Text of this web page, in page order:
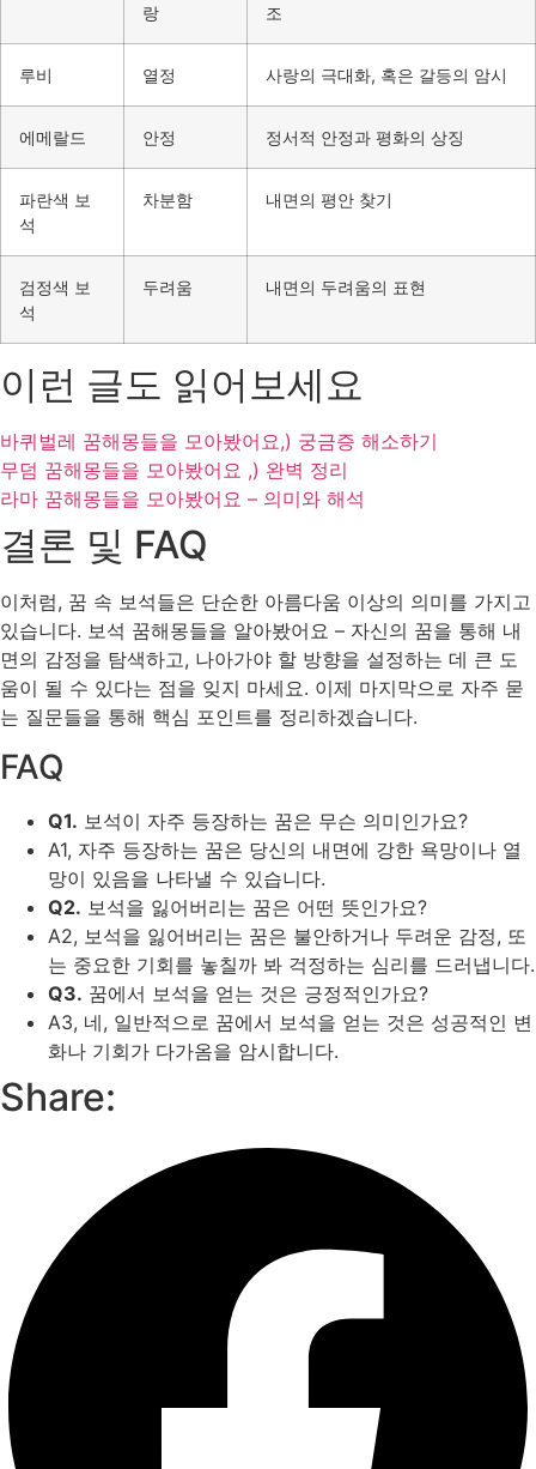
랑
조
루비 열정 사랑의 극대화, 혹은 갈등의 암시
에메랄드 안정 정서적 안정과 평화의 상징
파란색 보
석
차분함 내면의 평안 찾기
검정색 보
석
두려움 내면의 두려움의 표현
이런 글도 읽어보세요
바퀴벌레 꿈해몽들을 모아봤어요,) 궁금증 해소하기
무덤 꿈해몽들을 모아봤어요 ,) 완벽 정리
라마 꿈해몽들을 모아봤어요 – 의미와 해석
결론 및 FAQ
이처럼, 꿈 속 보석들은 단순한 아름다움 이상의 의미를 가지고
있습니다. 보석 꿈해몽들을 알아봤어요 – 자신의 꿈을 통해 내
면의 감정을 탐색하고, 나아가야 할 방향을 설정하는 데 큰 도
움이 될 수 있다는 점을 잊지 마세요. 이제 마지막으로 자주 묻
는 질문들을 통해 핵심 포인트를 정리하겠습니다.
FAQ
Q1. 보석이 자주 등장하는 꿈은 무슨 의미인가요?
A1, 자주 등장하는 꿈은 당신의 내면에 강한 욕망이나 열
망이 있음을 나타낼 수 있습니다.
Q2. 보석을 잃어버리는 꿈은 어떤 뜻인가요?
A2, 보석을 잃어버리는 꿈은 불안하거나 두려운 감정, 또
는 중요한 기회를 놓칠까 봐 걱정하는 심리를 드러냅니다.
Q3. 꿈에서 보석을 얻는 것은 긍정적인가요?
A3, 네, 일반적으로 꿈에서 보석을 얻는 것은 성공적인 변
화나 기회가 다가옴을 암시합니다.
Share: